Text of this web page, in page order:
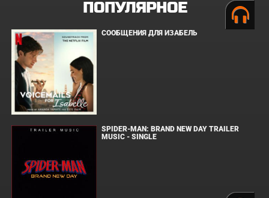
ПОПУЛЯРНОЕ
СООБЩЕНИЯ ДЛЯ ИЗАБЕЛЬ
SPIDER-MAN: BRAND NEW DAY TRAILER
MUSIC - SINGLE